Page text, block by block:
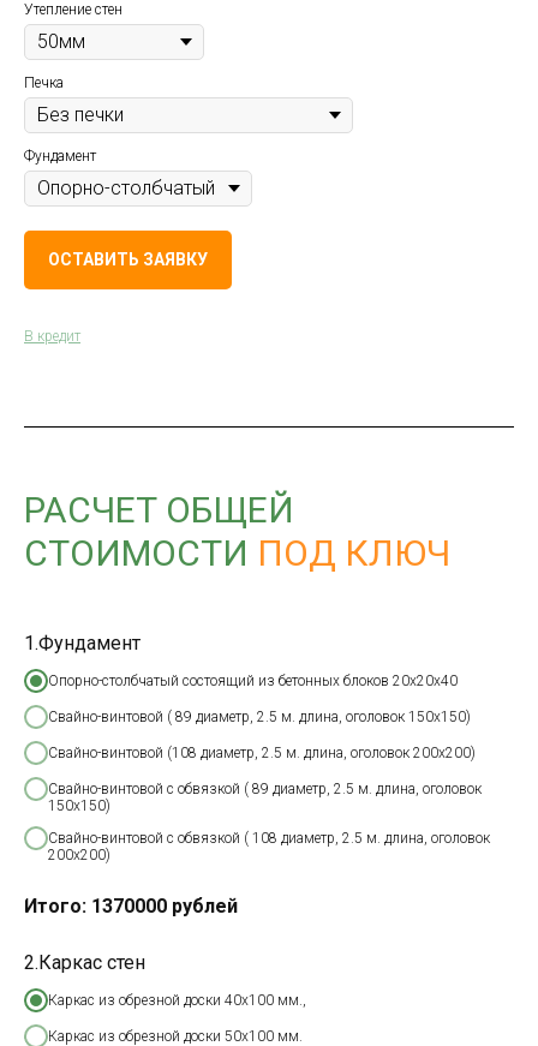
Утепление стен
Печка
Фундамент
ОСТАВИТЬ ЗАЯВКУ
В кредит
РАСЧЕТ ОБЩЕЙ
СТОИМОСТИ ПОД КЛЮЧ
1.Фундамент
Опорно-столбчатый состоящий из бетонных блоков 20х20х40
Свайно-винтовой ( 89 диаметр, 2.5 м. длина, оголовок 150х150)
Свайно-винтовой (108 диаметр, 2.5 м. длина, оголовок 200х200)
Свайно-винтовой с обвязкой ( 89 диаметр, 2.5 м. длина, оголовок
150х150)
Свайно-винтовой с обвязкой ( 108 диаметр, 2.5 м. длина, оголовок
200х200)
Итого: 1370000 рублей
2.Каркас стен
Каркас из обрезной доски 40х100 мм.,
Каркас из обрезной доски 50х100 мм.